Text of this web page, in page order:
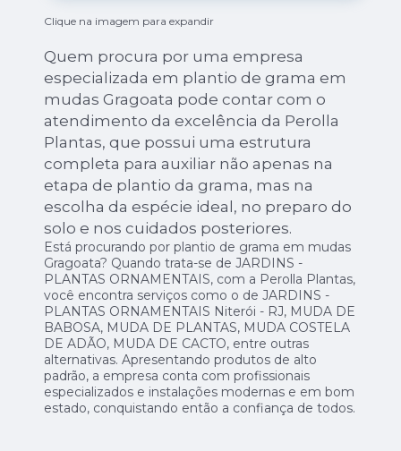
Clique na imagem para expandir
Quem procura por uma empresa
especializada em plantio de grama em
mudas Gragoata pode contar com o
atendimento da excelência da Perolla
Plantas, que possui uma estrutura
completa para auxiliar não apenas na
etapa de plantio da grama, mas na
escolha da espécie ideal, no preparo do
solo e nos cuidados posteriores.
Está procurando por plantio de grama em mudas
Gragoata? Quando trata-se de JARDINS -
PLANTAS ORNAMENTAIS, com a Perolla Plantas,
você encontra serviços como o de JARDINS -
PLANTAS ORNAMENTAIS Niterói - RJ, MUDA DE
BABOSA, MUDA DE PLANTAS, MUDA COSTELA
DE ADÃO, MUDA DE CACTO, entre outras
alternativas. Apresentando produtos de alto
padrão, a empresa conta com profissionais
especializados e instalações modernas e em bom
estado, conquistando então a confiança de todos.